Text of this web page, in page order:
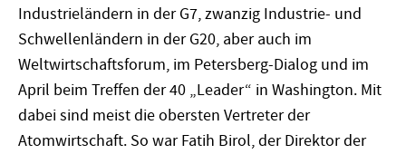
Industrieländern in der G7, zwanzig Industrie- und
Schwellenländern in der G20, aber auch im
Weltwirtschaftsforum, im Petersberg-Dialog und im
April beim Treffen der 40 „Leader“ in Washington. Mit
dabei sind meist die obersten Vertreter der
Atomwirtschaft. So war Fatih Birol, der Direktor der